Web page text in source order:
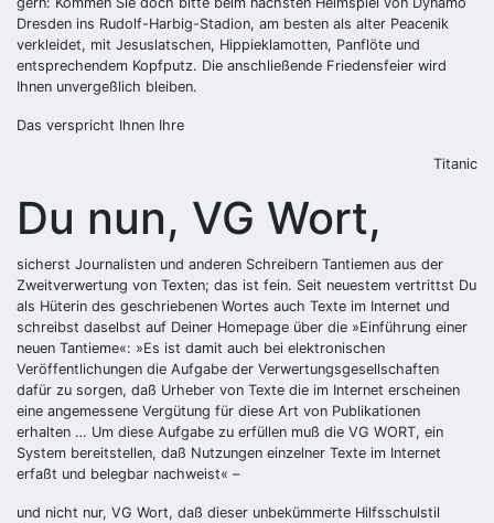
Dresden ins Rudolf-Harbig-Stadion, am besten als alter Peacenik
verkleidet, mit Jesuslatschen, Hippieklamotten, Panflöte und
entsprechendem Kopfputz. Die anschließende Friedensfeier wird
Ihnen unvergeßlich bleiben.
Das verspricht Ihnen Ihre
Titanic
Du nun, VG Wort,
sicherst Journalisten und anderen Schreibern Tantiemen aus der
Zweitverwertung von Texten; das ist fein. Seit neuestem vertrittst Du
als Hüterin des geschriebenen Wortes auch Texte im Internet und
schreibst daselbst auf Deiner Homepage über die »Einführung einer
neuen Tantieme«: »Es ist damit auch bei elektronischen
Veröffentlichungen die Aufgabe der Verwertungsgesellschaften
dafür zu sorgen, daß Urheber von Texte die im Internet erscheinen
eine angemessene Vergütung für diese Art von Publikationen
erhalten … Um diese Aufgabe zu erfüllen muß die VG WORT, ein
System bereitstellen, daß Nutzungen einzelner Texte im Internet
erfaßt und belegbar nachweist« –
und nicht nur, VG Wort, daß dieser unbekümmerte Hilfsschulstil